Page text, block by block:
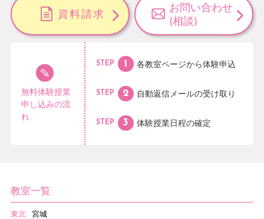
資料請求
お問い合わせ
(相談)
無料体験授業
申し込みの流
れ
STEP 各教室ページから体験申込
STEP 自動返信メールの受け取り
STEP 体験授業日程の確定
教室一覧
東北
宮城